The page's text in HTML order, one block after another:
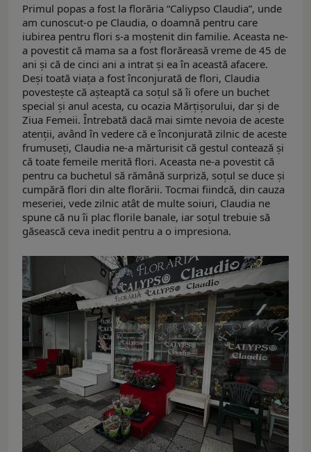
Primul popas a fost la florăria “Caliypso Claudia”, unde
am cunoscut-o pe Claudia, o doamnă pentru care
iubirea pentru flori s-a moștenit din familie. Aceasta ne-
a povestit că mama sa a fost florăreasă vreme de 45 de
ani și că de cinci ani a intrat și ea în această afacere.
Deși toată viața a fost înconjurată de flori, Claudia
povestește că așteaptă ca soțul să îi ofere un buchet
special și anul acesta, cu ocazia Mărțișorului, dar și de
Ziua Femeii. Întrebată dacă mai simte nevoia de aceste
atenții, având în vedere că e înconjurată zilnic de aceste
frumuseți, Claudia ne-a mărturisit că gestul contează și
că toate femeile merită flori. Aceasta ne-a povestit că
pentru ca buchetul să rămână surpriză, soțul se duce și
cumpără flori din alte florării. Tocmai fiindcă, din cauza
meseriei, vede zilnic atât de multe soiuri, Claudia ne
spune că nu îi plac florile banale, iar soțul trebuie să
găsească ceva inedit pentru a o impresiona.